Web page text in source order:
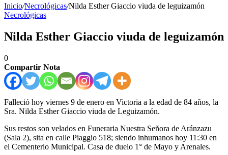
Inicio/Necrológicas/Nilda Esther Giaccio viuda de leguizamón
Necrológicas
Nilda Esther Giaccio viuda de leguizamón
0
Compartir Nota
Falleció hoy viernes 9 de enero en Victoria a la edad de 84 años, la
Sra. Nilda Esther Giaccio viuda de Leguizamón.
Sus restos son velados en Funeraria Nuestra Señora de Aránzazu
(Sala 2), sita en calle Piaggio 518; siendo inhumanos hoy 11:30 en
el Cementerio Municipal. Casa de duelo 1° de Mayo y Arenales.